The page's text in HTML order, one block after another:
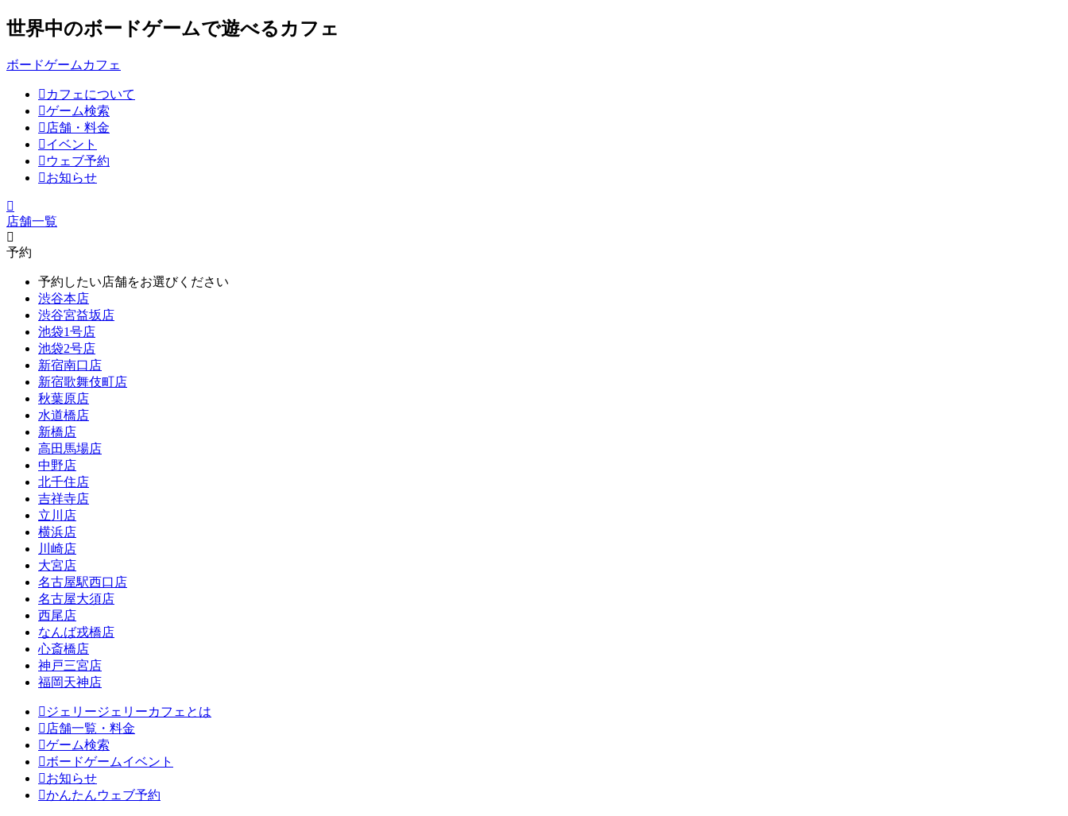
世界中のボードゲームで遊べるカフェ
ボードゲームカフェ
カフェについて
ゲーム検索
店舗・料金
イベント
ウェブ予約
お知らせ
店舗一覧
予約
予約したい店舗をお選びください
渋谷本店
渋谷宮益坂店
池袋1号店
池袋2号店
新宿南口店
新宿歌舞伎町店
秋葉原店
水道橋店
新橋店
高田馬場店
中野店
北千住店
吉祥寺店
立川店
横浜店
川崎店
大宮店
名古屋駅西口店
名古屋大須店
西尾店
なんば戎橋店
心斎橋店
神戸三宮店
福岡天神店
ジェリージェリーカフェとは
店舗一覧・料金
ゲーム検索
ボードゲームイベント
お知らせ
かんたんウェブ予約